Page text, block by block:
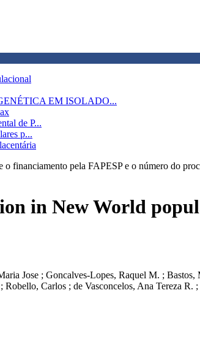
EM ISOLADO...
de P...
p...
financiamento pela FAPESP e o número do
in New World
Jose ; Goncalves-Lopes, Raquel M. ;
Carlos ; de Vasconcelos, Ana Tereza R.